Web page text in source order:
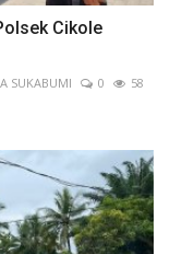
Cikole
SUKABUMI 0
58